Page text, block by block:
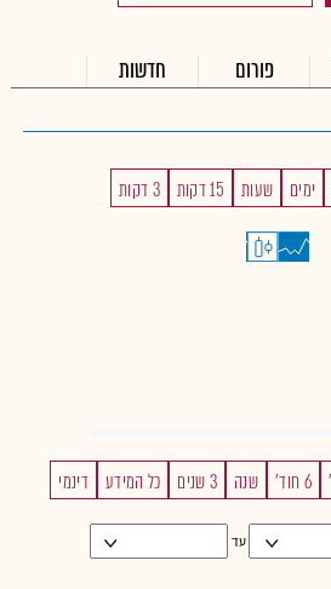
פורום חדשות
ימים שעות 15 דקות 3 דקות
6 חוד' שנה 3 שנים כל המידע דינמי
עד